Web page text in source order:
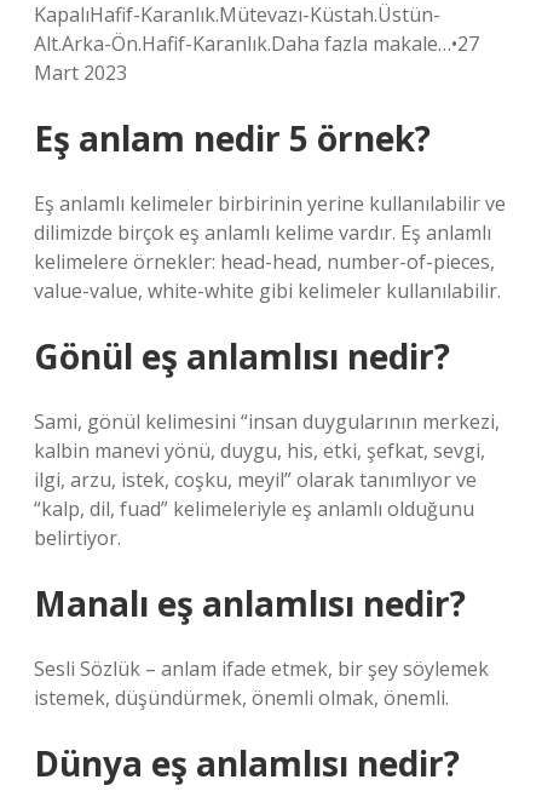
KapalıHafif-Karanlık.Mütevazı-Küstah.Üstün-
Alt.Arka-Ön.Hafif-Karanlık.Daha fazla makale…•27
Mart 2023
Eş anlam nedir 5 örnek?
Eş anlamlı kelimeler birbirinin yerine kullanılabilir ve
dilimizde birçok eş anlamlı kelime vardır. Eş anlamlı
kelimelere örnekler: head-head, number-of-pieces,
value-value, white-white gibi kelimeler kullanılabilir.
Gönül eş anlamlısı nedir?
Sami, gönül kelimesini “insan duygularının merkezi,
kalbin manevi yönü, duygu, his, etki, şefkat, sevgi,
ilgi, arzu, istek, coşku, meyil” olarak tanımlıyor ve
“kalp, dil, fuad” kelimeleriyle eş anlamlı olduğunu
belirtiyor.
Manalı eş anlamlısı nedir?
Sesli Sözlük – anlam ifade etmek, bir şey söylemek
istemek, düşündürmek, önemli olmak, önemli.
Dünya eş anlamlısı nedir?